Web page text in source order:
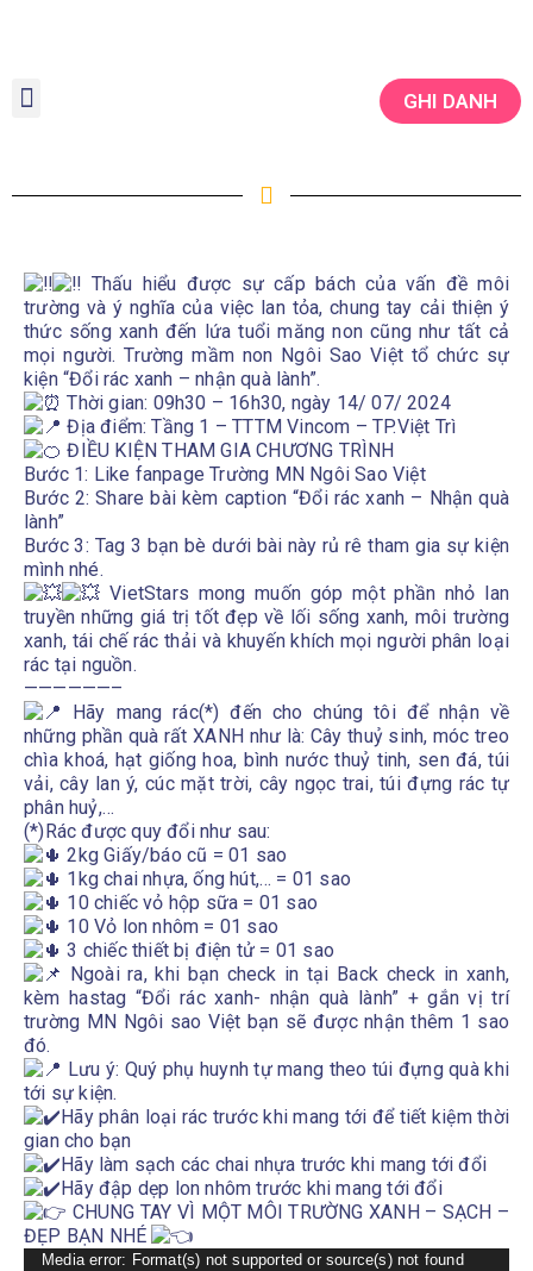
GHI DANH
Thấu hiểu được sự cấp bách của vấn đề môi
trường và ý nghĩa của việc lan tỏa, chung tay cải thiện ý
thức sống xanh đến lứa tuổi măng non cũng như tất cả
mọi người. Trường mầm non Ngôi Sao Việt tổ chức sự
kiện “Đổi rác xanh – nhận quà lành”.
Thời gian: 09h30 – 16h30, ngày 14/ 07/ 2024
Địa điểm: Tầng 1 – TTTM Vincom – TP.Việt Trì
ĐIỀU KIỆN THAM GIA CHƯƠNG TRÌNH
Bước 1: Like fanpage Trường MN Ngôi Sao Việt
Bước 2: Share bài kèm caption “Đổi rác xanh – Nhận quà
lành”
Bước 3: Tag 3 bạn bè dưới bài này rủ rê tham gia sự kiện
mình nhé.
VietStars mong muốn góp một phần nhỏ lan
truyền những giá trị tốt đẹp về lối sống xanh, môi trường
xanh, tái chế rác thải và khuyến khích mọi người phân loại
rác tại nguồn.
——————–
Hãy mang rác(*) đến cho chúng tôi để nhận về
những phần quà rất XANH như là: Cây thuỷ sinh, móc treo
chìa khoá, hạt giống hoa, bình nước thuỷ tinh, sen đá, túi
vải, cây lan ý, cúc mặt trời, cây ngọc trai, túi đựng rác tự
phân huỷ,…
(*)Rác được quy đổi như sau:
2kg Giấy/báo cũ = 01 sao
1kg chai nhựa, ống hút,… = 01 sao
10 chiếc vỏ hộp sữa = 01 sao
10 Vỏ lon nhôm = 01 sao
3 chiếc thiết bị điện tử = 01 sao
Ngoài ra, khi bạn check in tại Back check in xanh,
kèm hastag “Đổi rác xanh- nhận quà lành” + gắn vị trí
trường MN Ngôi sao Việt bạn sẽ được nhận thêm 1 sao
đó.
Lưu ý: Quý phụ huynh tự mang theo túi đựng quà khi
tới sự kiện.
Hãy phân loại rác trước khi mang tới để tiết kiệm thời
gian cho bạn
Hãy làm sạch các chai nhựa trước khi mang tới đổi
Hãy đập dẹp lon nhôm trước khi mang tới đổi
CHUNG TAY VÌ MỘT MÔI TRƯỜNG XANH – SẠCH –
ĐẸP BẠN NHÉ
Trình
Media error: Format(s) not supported or source(s) not found